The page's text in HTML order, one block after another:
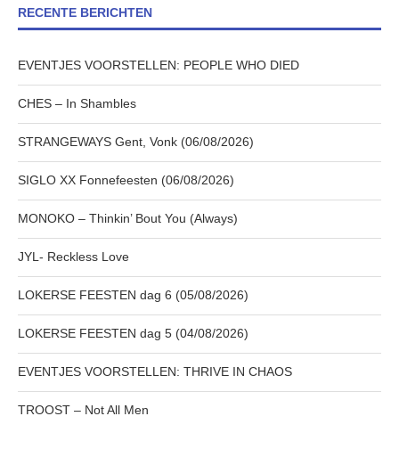
RECENTE BERICHTEN
EVENTJES VOORSTELLEN: PEOPLE WHO DIED
CHES – In Shambles
STRANGEWAYS Gent, Vonk (06/08/2026)
SIGLO XX Fonnefeesten (06/08/2026)
MONOKO – Thinkin’ Bout You (Always)
JYL- Reckless Love
LOKERSE FEESTEN dag 6 (05/08/2026)
LOKERSE FEESTEN dag 5 (04/08/2026)
EVENTJES VOORSTELLEN: THRIVE IN CHAOS
TROOST – Not All Men